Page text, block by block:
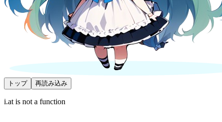
トップ 再読み込み
i.at is not a function